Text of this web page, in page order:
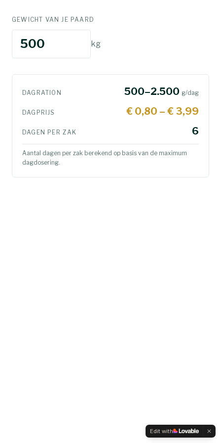
GEWICHT VAN JE PAARD
kg
DAGRATION 500–2.500 g/dag
DAGPRIJS € 0,80 – € 3,99
DAGEN PER ZAK 6
Aantal dagen per zak berekend op basis van de maximum
dagdosering.
Edit with